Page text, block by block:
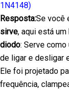
1N4148)
Resposta:Se você
sirve, aqui está um
diodo: Serve
de ligar e desligar
Ele foi projetado
frequência,